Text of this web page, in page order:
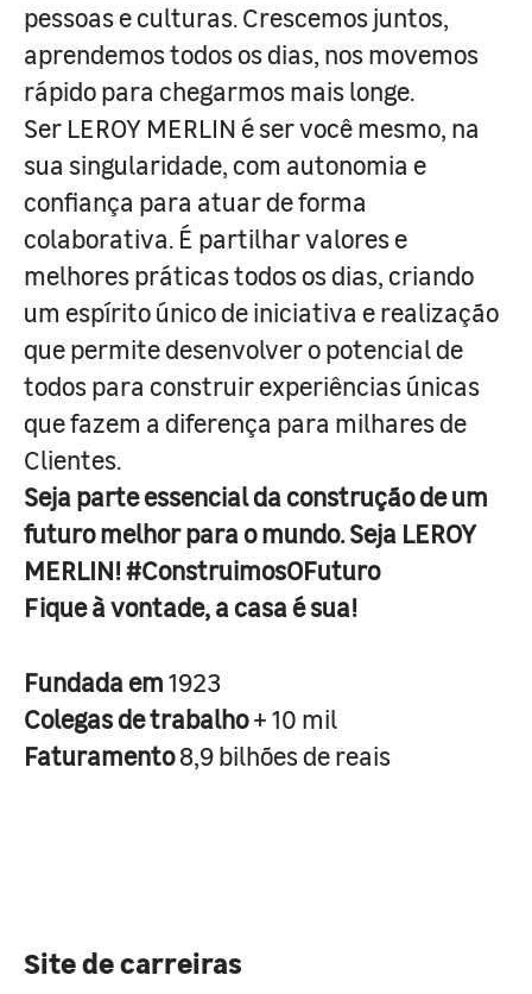
pessoas e culturas. Crescemos juntos,
aprendemos todos os dias, nos movemos
rápido para chegarmos mais longe.
Ser LEROY MERLIN é ser você mesmo, na
sua singularidade, com autonomia e
confiança para atuar de forma
colaborativa. É partilhar valores e
melhores práticas todos os dias, criando
um espírito único de iniciativa e realização
que permite desenvolver o potencial de
todos para construir experiências únicas
que fazem a diferença para milhares de
Clientes.
Seja parte essencial da construção de um
futuro melhor para o mundo. Seja LEROY
MERLIN! #ConstruimosOFuturo
Fique à vontade, a casa é sua!
Fundada em1923
Colegas de trabalho+ 10 mil
Faturamento8,9 bilhões de reais
Site de carreiras